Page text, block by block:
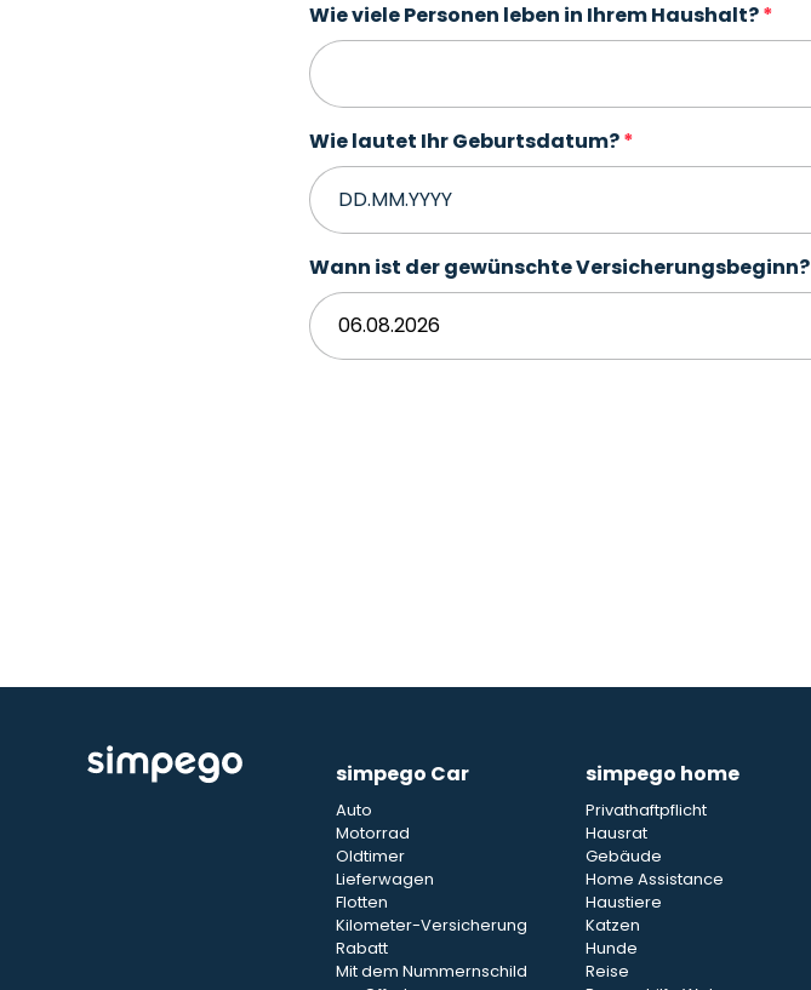
Wie viele Personen leben in Ihrem Haushalt?
Wie lautet Ihr Geburtsdatum?
Wann ist der gewünschte Versicherungsbeginn?
simpego Car
Auto
Motorrad
Oldtimer
Lieferwagen
Flotten
Kilometer-Versicherung
Rabatt
Mit dem Nummernschild
simpego home
Privathaftpflicht
Hausrat
Gebäude
Home Assistance
Haustiere
Katzen
Hunde
Reise